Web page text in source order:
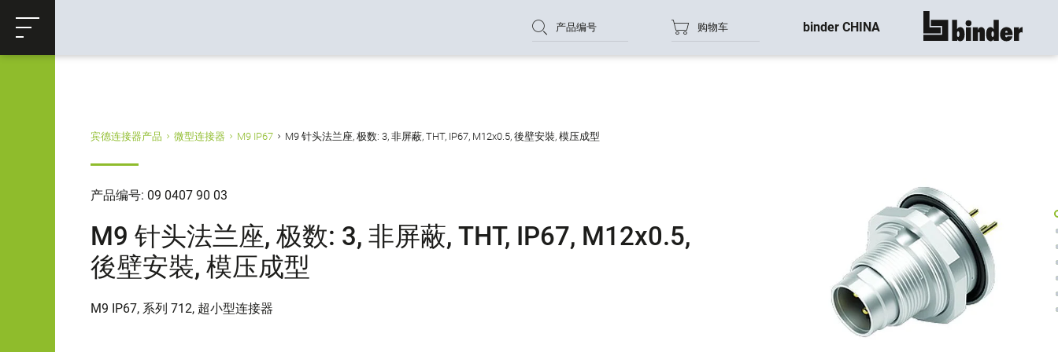
购物车
产品编号 购物车 binder CHINA 显示所有
宾德连接器产品 微型连接器 M9 IP67 M9 针头法兰座, 极数: 3, 非屏蔽, THT, IP67, M12x0.5, 後壁安裝, 模压成型
产品编号: 09 0407 90 03
M9 针头法兰座, 极数: 3, 非屏蔽, THT, IP67, M12x0.5,
後壁安裝, 模压成型
M9 IP67, 系列 712, 超小型连接器